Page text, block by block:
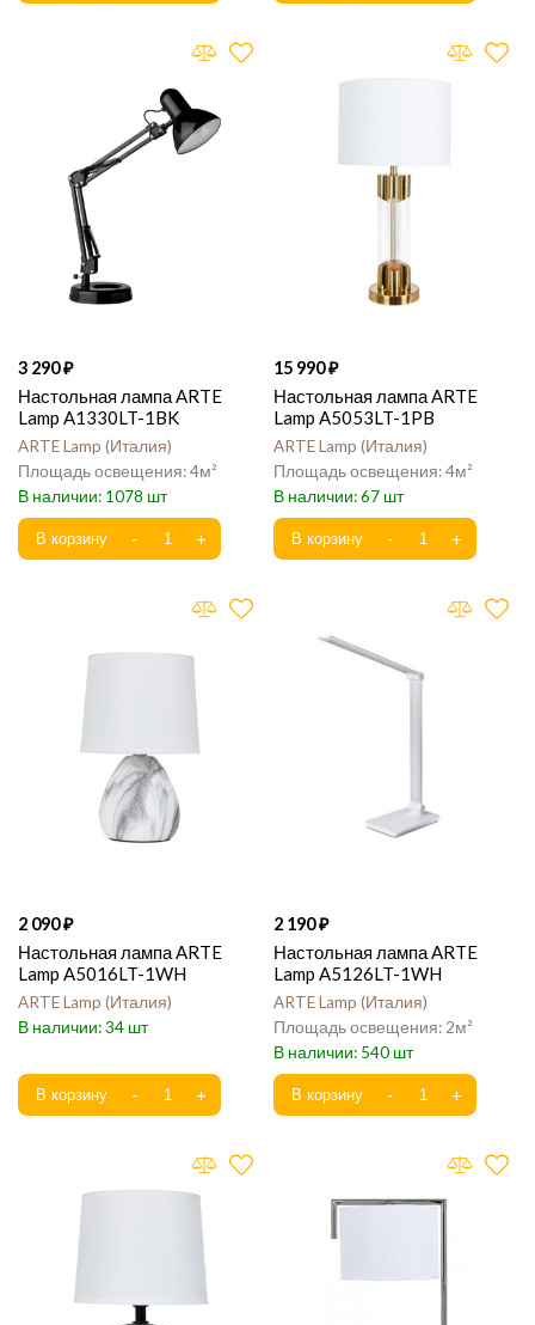
3 290
Настольная лампа ARTE
Lamp A1330LT-1BK
ARTE Lamp Италия
4
1078
15 990
Настольная лампа ARTE
Lamp A5053LT-1PB
ARTE Lamp Италия
4
67
2 090
Настольная лампа ARTE
Lamp A5016LT-1WH
ARTE Lamp Италия
34
2 190
Настольная лампа ARTE
Lamp A5126LT-1WH
ARTE Lamp Италия
2
540